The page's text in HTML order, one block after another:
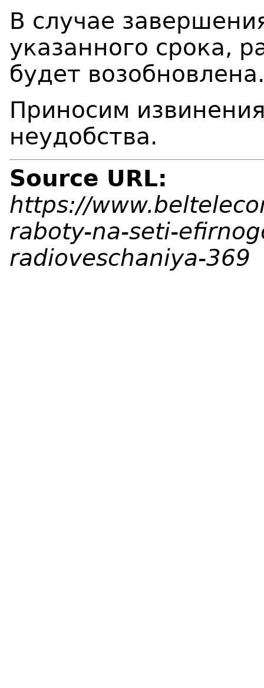
В случае
указанного срока,
будет возобновлена.
Приносим
неудобства.
Source URL:
https://
raboty-na-seti-
radioveschaniya-369